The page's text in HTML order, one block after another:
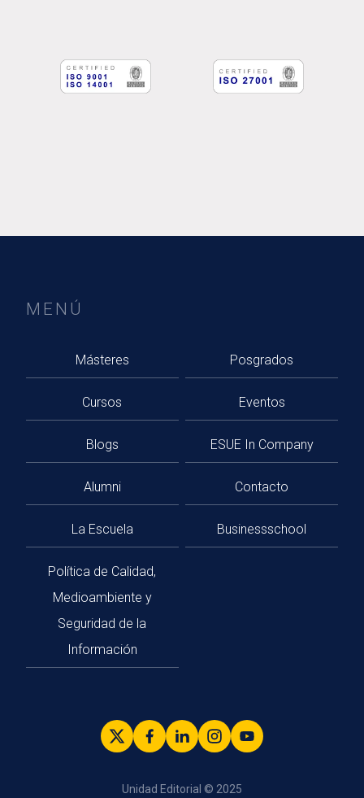
MENÚ
Másteres Posgrados
Cursos Eventos
Blogs ESUE In Company
Alumni Contacto
La Escuela Businessschool
Política de Calidad,
Medioambiente y
Seguridad de la
Información
Unidad Editorial © 2025